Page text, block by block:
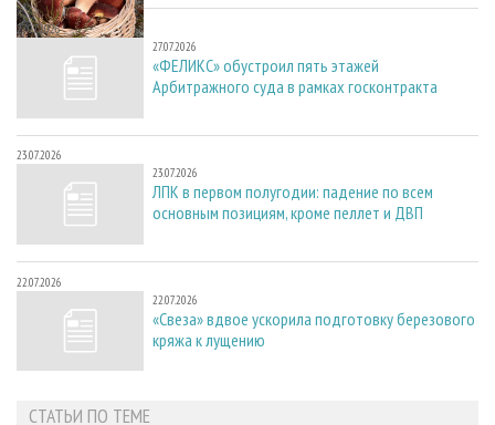
27.07.2026
27.07.2026
«ФЕЛИКС» обустроил пять этажей
Арбитражного суда в рамках госконтракта
23.07.2026
23.07.2026
ЛПК в первом полугодии: падение по всем
основным позициям, кроме пеллет и ДВП
22.07.2026
22.07.2026
«Свеза» вдвое ускорила подготовку березового
кряжа к лущению
СТАТЬИ ПО ТЕМЕ